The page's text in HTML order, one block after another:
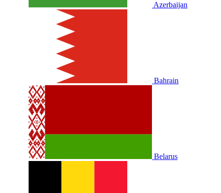
Azerbaijan
Bahrain
Belarus